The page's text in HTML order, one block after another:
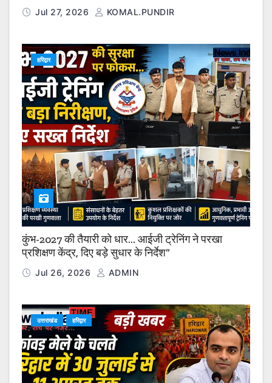
Jul 27, 2026 KOMAL.PUNDIR
हरिद्वार
कुंभ-2027 की तैयारी को धार… आईजी ट्रेनिंग ने परखा
प्रशिक्षण केंद्र, दिए बड़े सुधार के निर्देश”
Jul 26, 2026 ADMIN
उत्तराखंड हरिद्वार